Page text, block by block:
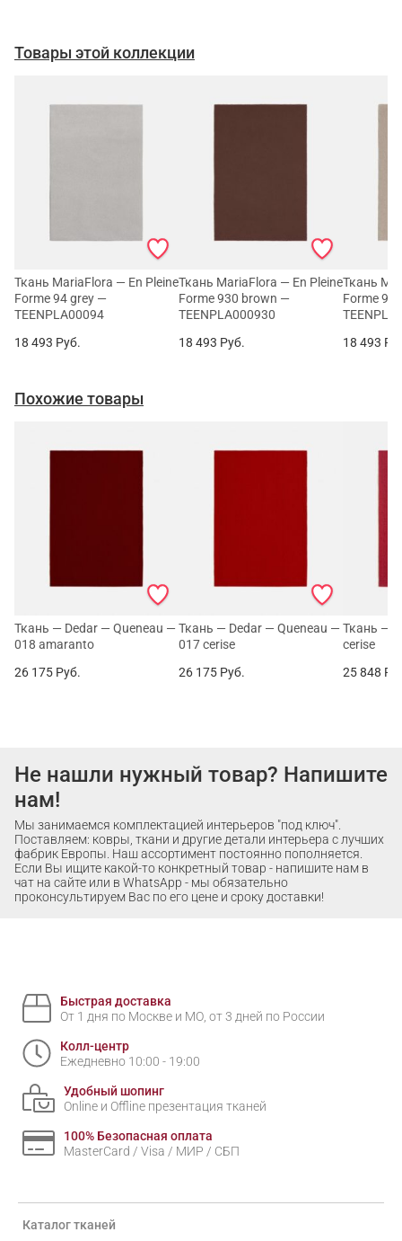
Товары этой коллекции
Ткань MariaFlora — En Pleine
Forme 94 grey —
TEENPLA00094
18 493 Руб.
Ткань MariaFlora — En Pleine
Forme 930 brown —
TEENPLA000930
18 493 Руб.
Ткань
Forme
18 493
Похожие товары
Ткань — Dedar — Queneau —
018 amaranto
26 175 Руб.
Ткань — Dedar — Queneau —
017 cerise
26 175 Руб.
Ткань —
cerise
25 848
Не нашли нужный товар? Напишите
нам!
Мы занимаемся комплектацией интерьеров "под ключ".
Поставляем: ковры, ткани и другие детали интерьера с лучших
фабрик Европы. Наш ассортимент постоянно пополняется.
Если Вы ищите какой-то конкретный товар - напишите нам в
чат на сайте или в WhatsApp - мы обязательно
проконсультируем Вас по его цене и сроку доставки!
Быстрая доставка
От 1 дня по Москве и МО, от 3 дней по России
Колл-центр
Ежедневно 10:00 - 19:00
Удобный шопинг
Online и Offline презентация тканей
100% Безопасная оплата
MasterCard / Visa / МИР / СБП
Каталог тканей